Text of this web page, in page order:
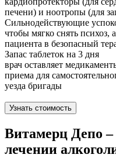
печени) и ноотропы (для
Сильнодействующие
чтобы мягко снять психоз,
пациента в безопасный
Запас таблеток на 3 дня
врач оставляет
приема для
уезда бригады
Узнать стоимость
Витамерц Депо
лечении